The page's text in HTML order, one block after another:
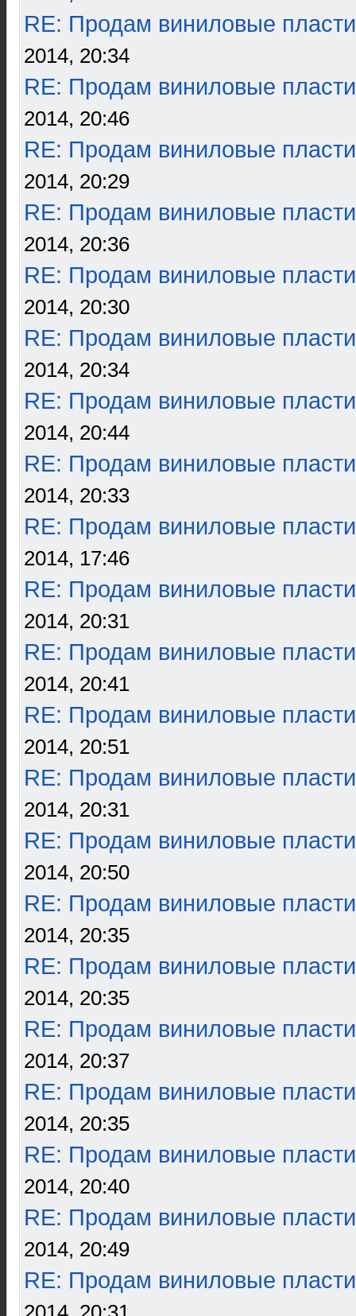
RE: Продам виниловые
2014, 20:34
RE: Продам виниловые
2014, 20:46
RE: Продам виниловые
2014, 20:29
RE: Продам виниловые
2014, 20:36
RE: Продам виниловые
2014, 20:30
RE: Продам виниловые
2014, 20:34
RE: Продам виниловые
2014, 20:44
RE: Продам виниловые
2014, 20:33
RE: Продам виниловые
2014, 17:46
RE: Продам виниловые
2014, 20:31
RE: Продам виниловые
2014, 20:41
RE: Продам виниловые
2014, 20:51
RE: Продам виниловые
2014, 20:31
RE: Продам виниловые
2014, 20:50
RE: Продам виниловые
2014, 20:35
RE: Продам виниловые
2014, 20:35
RE: Продам виниловые
2014, 20:37
RE: Продам виниловые
2014, 20:35
RE: Продам виниловые
2014, 20:40
RE: Продам виниловые
2014, 20:49
RE: Продам виниловые